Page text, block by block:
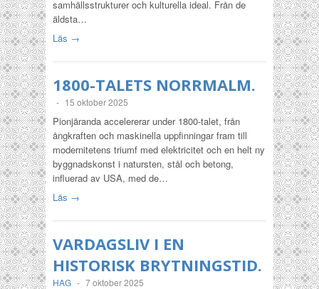
samhällsstrukturer och kulturella ideal. Från de
äldsta…
Läs →
1800-TALETS NORRMALM.
- 15 oktober 2025
Pionjäranda accelererar under 1800-talet, från
ångkraften och maskinella uppfinningar fram till
modernitetens triumf med elektricitet och en helt ny
byggnadskonst i natursten, stål och betong,
influerad av USA, med de…
Läs →
VARDAGSLIV I EN
HISTORISK BRYTNINGSTID.
HAG - 7 oktober 2025